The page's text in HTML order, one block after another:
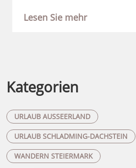
Lesen Sie mehr
Kategorien
URLAUB AUSSEERLAND
URLAUB SCHLADMING-DACHSTEIN
WANDERN STEIERMARK